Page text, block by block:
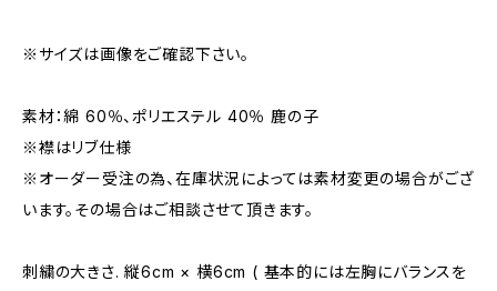
※サイズは画像をご確認下さい。
素材：綿 60％、ポリエステル 40％ 鹿の子
※襟はリブ仕様
※オーダー受注の為、在庫状況によっては素材変更の場合がござ
います。その場合はご相談させて頂きます。
刺繍の大きさ. 縦6cm × 横6cm ( 基本的には左胸にバランスを